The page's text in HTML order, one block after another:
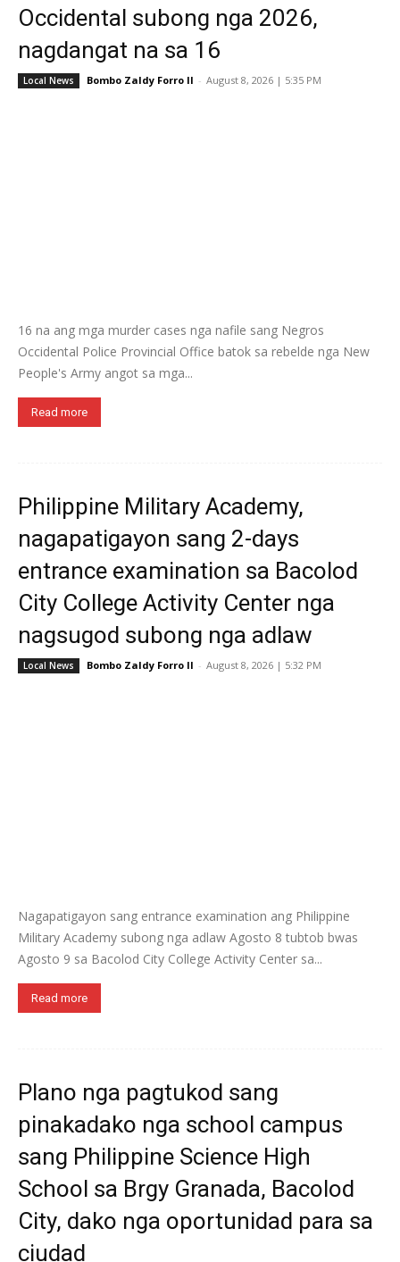
Occidental subong nga 2026,
nagdangat na sa 16
Local News Bombo Zaldy Forro II - August 8, 2026 | 5:35 PM
16 na ang mga murder cases nga nafile sang Negros
Occidental Police Provincial Office batok sa rebelde nga New
People's Army angot sa mga...
Read more
Philippine Military Academy,
nagapatigayon sang 2-days
entrance examination sa Bacolod
City College Activity Center nga
nagsugod subong nga adlaw
Local News Bombo Zaldy Forro II - August 8, 2026 | 5:32 PM
Nagapatigayon sang entrance examination ang Philippine
Military Academy subong nga adlaw Agosto 8 tubtob bwas
Agosto 9 sa Bacolod City College Activity Center sa...
Read more
Plano nga pagtukod sang
pinakadako nga school campus
sang Philippine Science High
School sa Brgy Granada, Bacolod
City, dako nga oportunidad para sa
ciudad